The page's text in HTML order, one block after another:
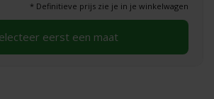
* Definitieve prijs zie je in je winkelwagen
eerst een maat